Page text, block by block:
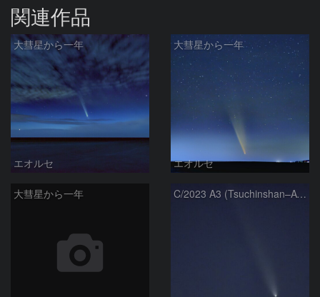
関連作品
大彗星から一年
エオルセ
大彗星から一年
エオルセ
大彗星から一年 C/2023 A3 (Tsuchinshan–ATLAS)